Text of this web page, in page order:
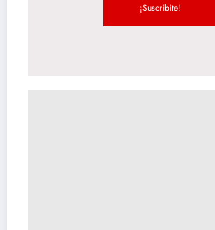
¡Suscribite!